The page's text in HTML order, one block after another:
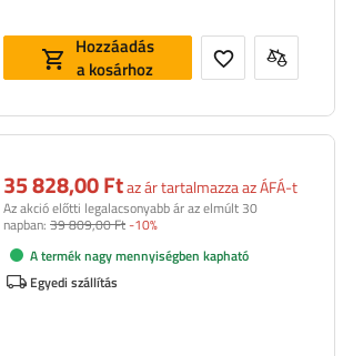
Hozzáadás
a kosárhoz
35 828,00 Ftaz ár tartalmazza az ÁFÁ-t
Az akció előtti legalacsonyabb ár az elmúlt 30
napban: 39 809,00 Ft-10%
A termék nagy mennyiségben kapható
Egyedi szállítás